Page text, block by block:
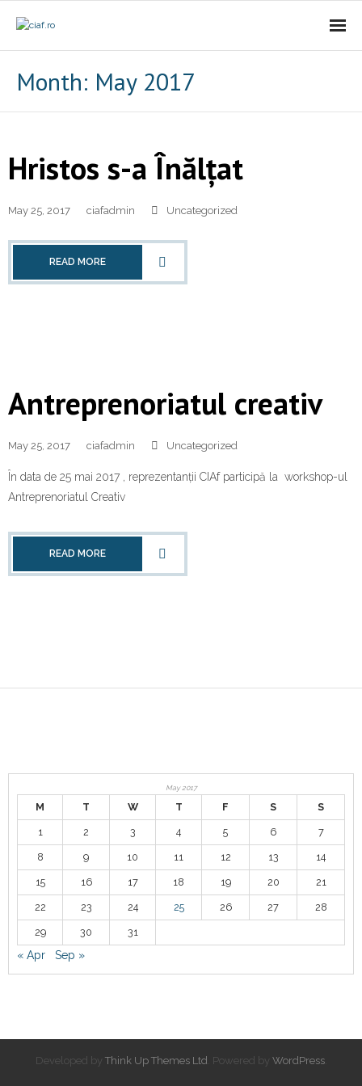
- Misiune
- Cariere
Month: May 2017
Hristos s-a Înălțat
May 25, 2017 ciafadmin Uncategorized
READ MORE
Antreprenoriatul creativ
May 25, 2017 ciafadmin Uncategorized
În data de 25 mai 2017 , reprezentanții CIAf participă la workshop-ul
Antreprenoriatul Creativ
READ MORE
May 2017
M T W T F S S
1 2 3 4 5 6 7
8 9 10 11 12 13 14
15 16 17 18 19 20 21
22 23 24 25 26 27 28
29 30 31
« Apr Sep »
Developed by Think Up Themes Ltd . Powered by WordPress.